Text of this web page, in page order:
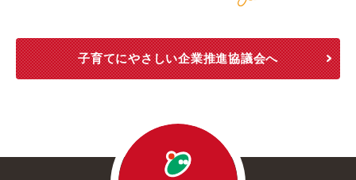
子育てにやさしい企業推進協議会へ